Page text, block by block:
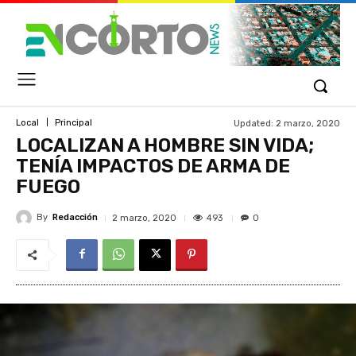
Local Principal Updated: 2 marzo, 2020
LOCALIZAN A HOMBRE SIN VIDA;
TENÍA IMPACTOS DE ARMA DE
FUEGO
By Redacción 2 marzo, 2020 493 0